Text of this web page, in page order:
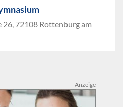
72108 Rottenburg am
Anzeige